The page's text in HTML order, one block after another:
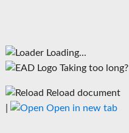
Loading...
Taking too long?
Reload document
Open in new tab